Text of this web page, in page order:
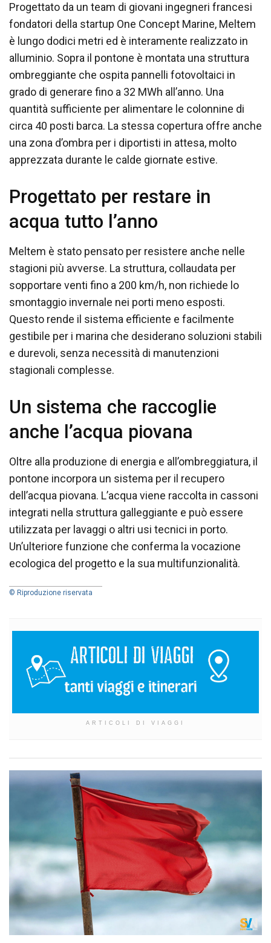
Progettato da un team di giovani ingegneri francesi
fondatori della startup One Concept Marine, Meltem
è lungo dodici metri ed è interamente realizzato in
alluminio. Sopra il pontone è montata una struttura
ombreggiante che ospita pannelli fotovoltaici in
grado di generare fino a 32 MWh all’anno. Una
quantità sufficiente per alimentare le colonnine di
circa 40 posti barca. La stessa copertura offre anche
una zona d’ombra per i diportisti in attesa, molto
apprezzata durante le calde giornate estive.
Progettato per restare in
acqua tutto l’anno
Meltem è stato pensato per resistere anche nelle
stagioni più avverse. La struttura, collaudata per
sopportare venti fino a 200 km/h, non richiede lo
smontaggio invernale nei porti meno esposti.
Questo rende il sistema efficiente e facilmente
gestibile per i marina che desiderano soluzioni stabili
e durevoli, senza necessità di manutenzioni
stagionali complesse.
Un sistema che raccoglie
anche l’acqua piovana
Oltre alla produzione di energia e all’ombreggiatura, il
pontone incorpora un sistema per il recupero
dell’acqua piovana. L’acqua viene raccolta in cassoni
integrati nella struttura galleggiante e può essere
utilizzata per lavaggi o altri usi tecnici in porto.
Un’ulteriore funzione che conferma la vocazione
ecologica del progetto e la sua multifunzionalità.
© Riproduzione riservata
ARTICOLI DI VIAGGI